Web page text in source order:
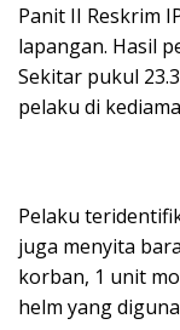
Panit II Reskrim
lapangan. Hasil
Sekitar pukul
pelaku di
Pelaku
juga menyita
korban, 1 unit
helm yang